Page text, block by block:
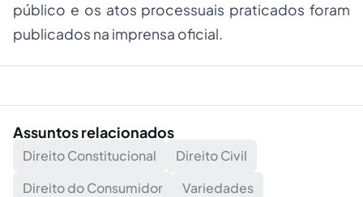
público e os atos processuais praticados foram
publicados na imprensa oficial.
Assuntos relacionados
Direito Constitucional
Direito Civil
Direito do Consumidor
Variedades